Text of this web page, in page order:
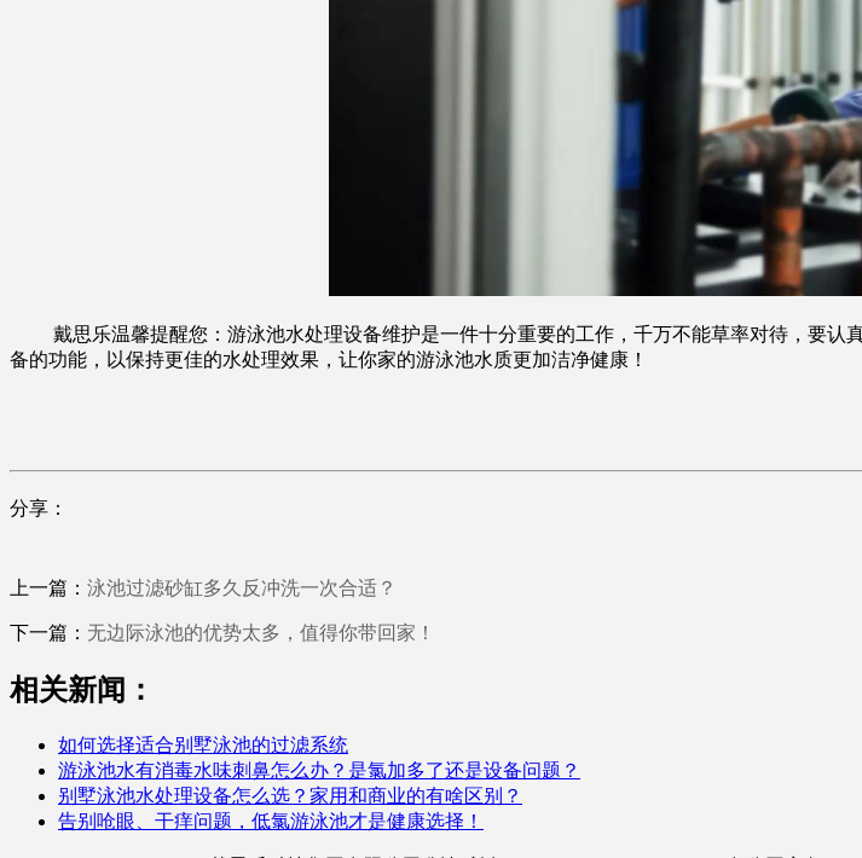
戴思乐温馨提醒您：游泳池水处理设备维护是一件十分重要的工作，千万不能草率对待，要认
备的功能，以保持更佳的水处理效果，让你家的游泳池水质更加洁净健康！
分享：
上一篇： 泳池过滤砂缸多久反冲洗一次合适？
下一篇： 无边际泳池的优势太多，值得你带回家！
相关新闻：
如何选择适合别墅泳池的过滤系统
游泳池水有消毒水味刺鼻怎么办？是氯加多了还是设备问题？
别墅泳池水处理设备怎么选？家用和商业的有啥区别？
告别呛眼、干痒问题，低氯游泳池才是健康选择！